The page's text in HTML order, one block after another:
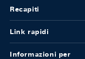
Recapiti
Link rapidi
Informazioni per